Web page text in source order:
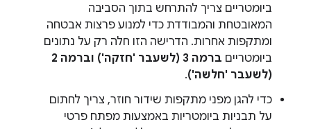
ביומטריים צריך להתרחש בתוך הסביבה
המאובטחת והמבודדת כדי למנוע פרצות אבטחה
ומתקפות אחרות. הדרישה הזו חלה רק על נתונים
ביומטריים
ברמה 3 (לשעבר 'חזקה') וברמה 2
(לשעבר 'חלשה').
כדי להגן מפני מתקפות שידור חוזר, צריך לחתום
על תבניות ביומטריות באמצעות מפתח פרטי